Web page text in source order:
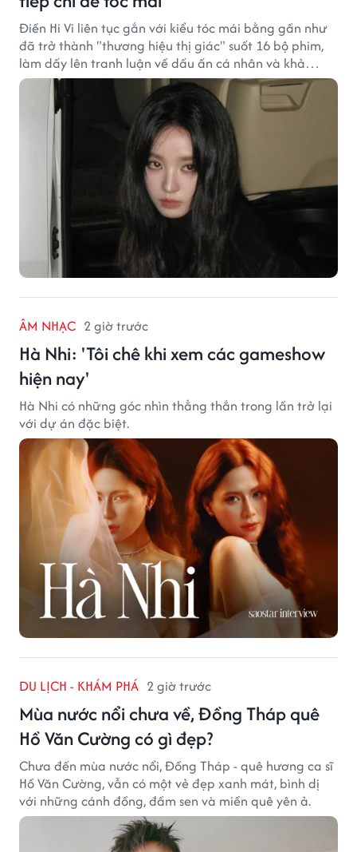
Điền Hi Vi liên tục gắn với kiểu tóc mái bằng gần như
đã trở thành "thương hiệu thị giác" suốt 16 bộ phim,
làm dấy lên tranh luận về dấu ấn cá nhân và khả
năng biến hóa trên màn ảnh.
ÂM NHẠC 2 giờ trước
Hà Nhi: 'Tôi chê khi xem các gameshow
hiện nay'
Hà Nhi có những góc nhìn thẳng thắn trong lần trở lại
với dự án đặc biệt.
DU LỊCH - KHÁM PHÁ 2 giờ trước
Mùa nước nổi chưa về, Đồng Tháp quê
Hồ Văn Cường có gì đẹp?
Chưa đến mùa nước nổi, Đồng Tháp - quê hương ca sĩ
Hồ Văn Cường, vẫn có một vẻ đẹp xanh mát, bình dị
với những cánh đồng, đầm sen và miền quê yên ả.